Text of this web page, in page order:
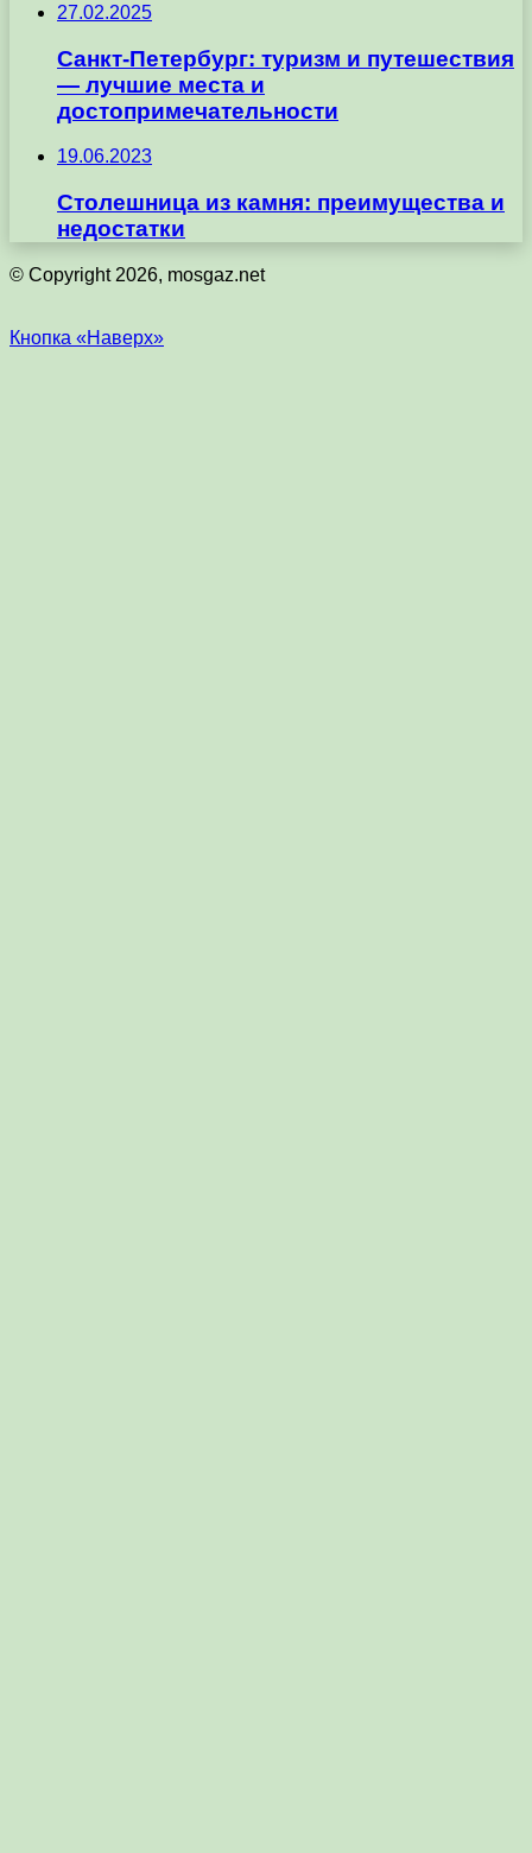
27.02.2025
Санкт-Петербург: туризм и путешествия
— лучшие места и
достопримечательности
19.06.2023
Столешница из камня: преимущества и
недостатки
© Copyright 2026, mosgaz.net
Кнопка «Наверх»